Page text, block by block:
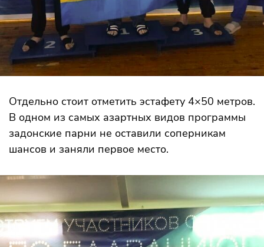
Отдельно стоит отметить эстафету 4×50 метров.
В одном из самых азартных видов программы
задонские парни не оставили соперникам
шансов и заняли первое место.